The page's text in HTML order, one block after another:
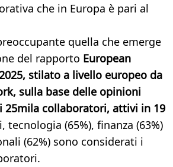
che in Europa è pari al
quella che emerge
del rapporto European
stilato a livello europeo da
sulla base delle opinioni
25mila collaboratori, attivi in 19
tecnologia (65%), finanza (63%)
(62%) sono considerati i